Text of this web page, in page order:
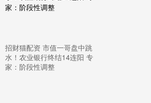
招财猫配资 市值一哥盘中跳
水！农业银行终结14连阳 专
家：阶段性调整